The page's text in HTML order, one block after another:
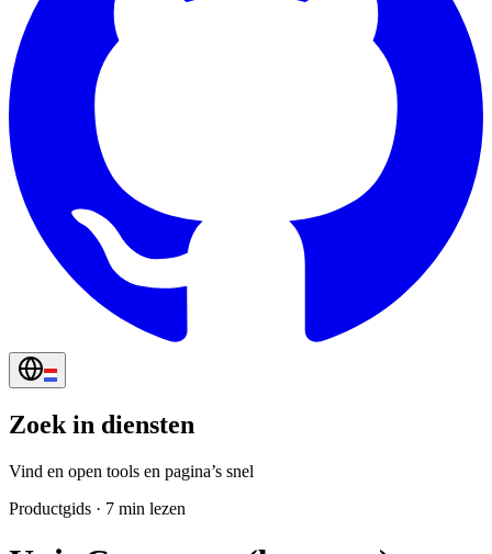
Zoek in diensten
Vind en open tools en pagina’s snel
Productgids · 7 min lezen